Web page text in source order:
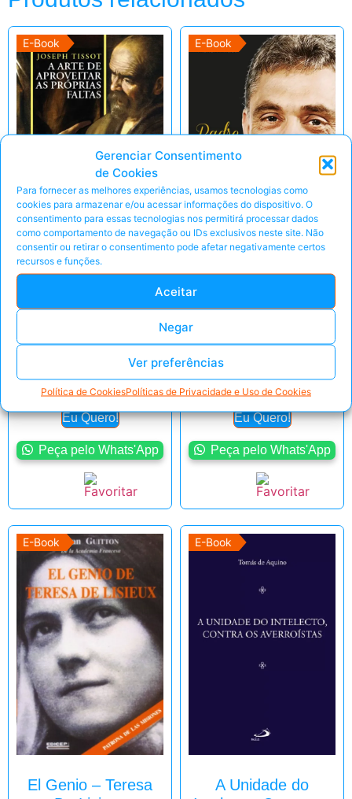
Gerenciar Consentimento
de Cookies
Para fornecer as melhores experiências, usamos tecnologias como
cookies para armazenar e/ou acessar informações do dispositivo. O
consentimento para essas tecnologias nos permitirá processar dados
como comportamento de navegação ou IDs exclusivos neste site. Não
consentir ou retirar o consentimento pode afetar negativamente certos
recursos e funções.
Aceitar
Negar
Ver preferências
Política de CookiesPolíticas de Privacidade e Uso de Cookies
E-Book
A Arte de Aproveitar
as Próprias Faltas –
R$7,99
Eu Quero!
Peça pelo Whats'App
E-Book
Padre Léo Biografia
– Marlon Arraes
R$7,99
Eu Quero!
Peça pelo Whats'App
E-Book
El Genio – Teresa
E-Book
A Unidade do